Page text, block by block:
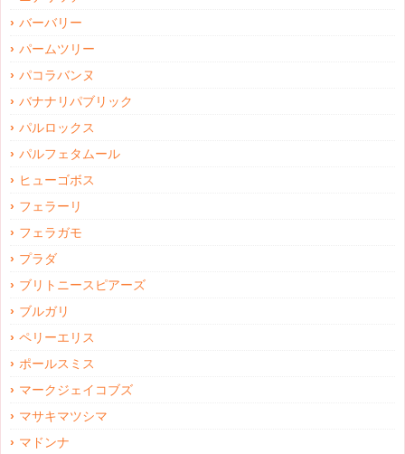
バーバリー
パームツリー
パコラバンヌ
バナナリパブリック
パルロックス
パルフェタムール
ヒューゴボス
フェラーリ
フェラガモ
プラダ
ブリトニースピアーズ
ブルガリ
ペリーエリス
ポールスミス
マークジェイコブズ
マサキマツシマ
マドンナ